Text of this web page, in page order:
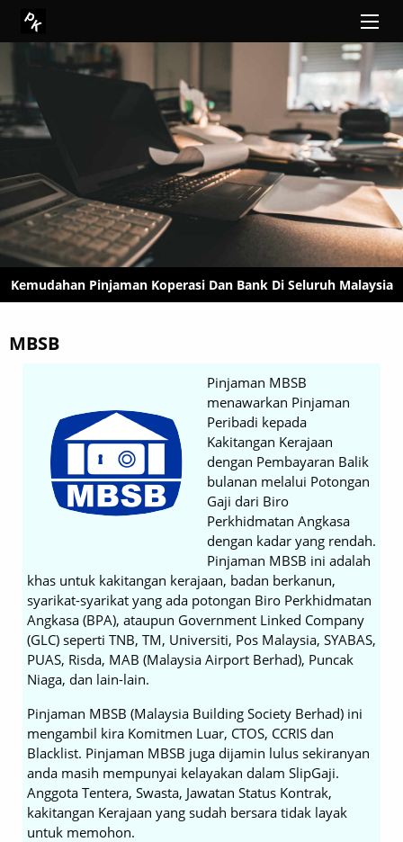
Kemudahan Pinjaman Koperasi Dan Bank Di Seluruh Malaysia
MBSB
Pinjaman MBSB
menawarkan Pinjaman
Peribadi kepada
Kakitangan Kerajaan
dengan Pembayaran Balik
bulanan melalui Potongan
Gaji dari Biro
Perkhidmatan Angkasa
dengan kadar yang rendah.
Pinjaman MBSB ini adalah
khas untuk kakitangan kerajaan, badan berkanun,
syarikat-syarikat yang ada potongan Biro Perkhidmatan
Angkasa (BPA), ataupun Government Linked Company
(GLC) seperti TNB, TM, Universiti, Pos Malaysia, SYABAS,
PUAS, Risda, MAB (Malaysia Airport Berhad), Puncak
Niaga, dan lain-lain.
Pinjaman MBSB (Malaysia Building Society Berhad) ini
mengambil kira Komitmen Luar, CTOS, CCRIS dan
Blacklist. Pinjaman MBSB juga dijamin lulus sekiranyan
anda masih mempunyai kelayakan dalam SlipGaji.
Anggota Tentera, Swasta, Jawatan Status Kontrak,
kakitangan Kerajaan yang sudah bersara tidak layak
untuk memohon.